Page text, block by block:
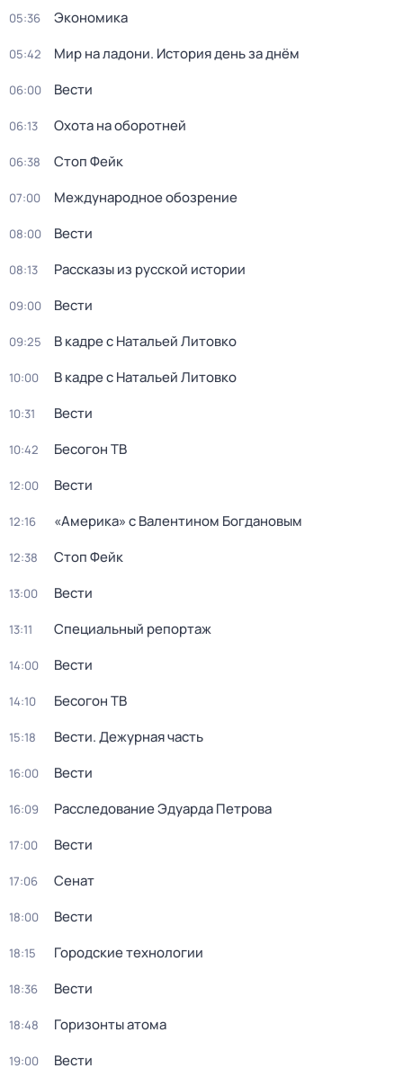
05:36 Экономика
05:42 Мир на ладони. История день за днём
06:00 Вести
06:13 Охота на оборотней
06:38 Стоп Фейк
07:00 Международное обозрение
08:00 Вести
08:13 Рассказы из русской истории
09:00 Вести
09:25 В кадре с Натальей Литовко
10:00 В кадре с Натальей Литовко
10:31 Вести
10:42 Бесогон ТВ
12:00 Вести
12:16 «Америка» с Валентином Богдановым
12:38 Стоп Фейк
13:00 Вести
13:11 Специальный репортаж
14:00 Вести
14:10 Бесогон ТВ
15:18 Вести. Дежурная часть
16:00 Вести
16:09 Расследование Эдуарда Петрова
17:00 Вести
17:06 Сенат
18:00 Вести
18:15 Городские технологии
18:36 Вести
18:48 Горизонты атома
19:00 Вести